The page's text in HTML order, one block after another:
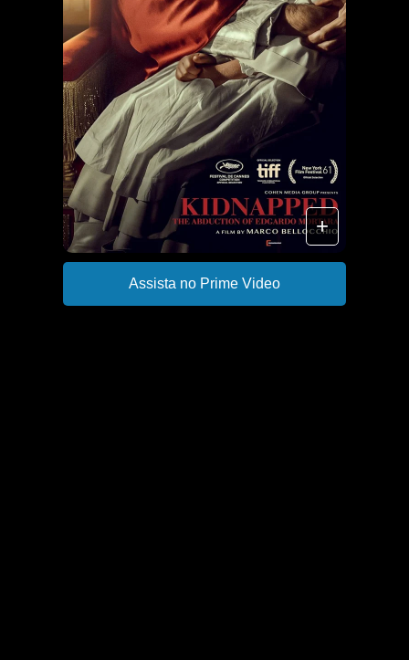
+
Assista no Prime Video